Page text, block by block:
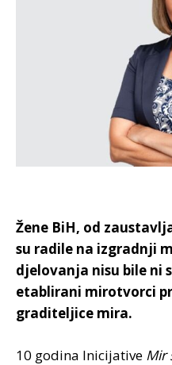
Žene BiH, od
su radile na izgradnji
djelovanja nisu bile ni
etablirani mirotvorci
graditeljice mira.
10 godina Inicijative Mir